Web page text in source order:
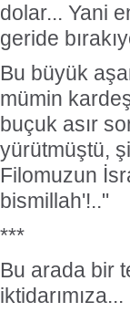
dolar... Yani
geride
Bu büyük
mümin
buçuk asır
yürütmüştü,
Filomuzun
bismillah'!.."
***
Bu arada bir